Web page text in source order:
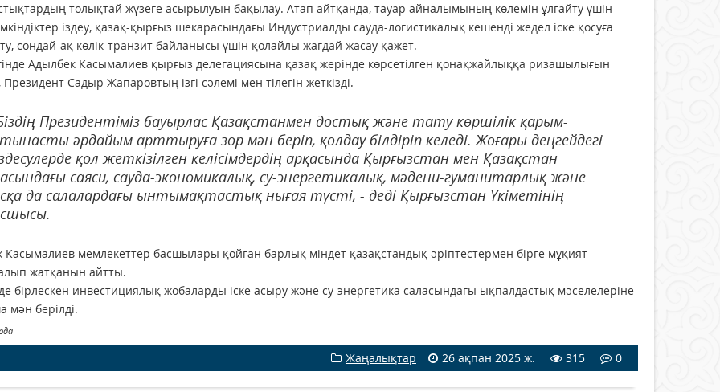
толықтай жүзеге асырылуын бақылау. Атап айтқанда, тауар айналымының көлемін ұлғайту үшін
іздеу, қазақ-қырғыз шекарасындағы Индустриалды сауда-логистикалық кешенді жедел іске қосуға
сондай-ақ көлік-транзит байланысы үшін қолайлы жағдай жасау қажет.
Адылбек Касымалиев қырғыз делегациясына қазақ жерінде көрсетілген қонақжайлыққа ризашылығын
Президент Садыр Жапаровтың ізгі сәлемі мен тілегін жеткізді.
Президентіміз бауырлас Қазақстанмен достық және тату көршілік қарым-
әрдайым арттыруға зор мән беріп, қолдау білдіріп келеді. Жоғары деңгейдегі
қол жеткізілген келісімдердің арқасында Қырғызстан мен Қазақстан
саяси, сауда-экономикалық, су-энергетикалық, мәдени-гуманитарлық және
да салалардағы ынтымақтастық нығая түсті, - деді Қырғызстан Үкіметінің
Касымалиев мемлекеттер басшылары қойған барлық міндет қазақстандық әріптестермен бірге мұқият
жатқанын айтты.
бірлескен инвестициялық жобаларды іске асыру және су-энергетика саласындағы ықпалдастық мәселелеріне
мән берілді.
Жаңалықтар 26 ақпан 2025 ж. 315 0